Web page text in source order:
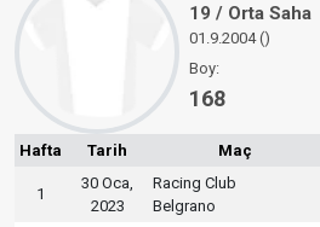
19 / Orta Saha
01.9.2004 ()
Boy:
168
Hafta Tarih Maç
1
30 Oca,
2023
Racing Club
Belgrano